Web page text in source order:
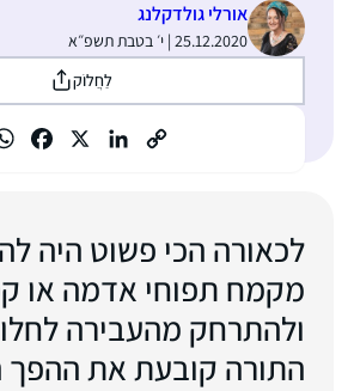
אורלי גולדקלנג
25.12.2020 | י׳ בטבת תשפ״א
לַחֲלוֹק
לכאורה הכי פשוט היה
מקמח תפוחי אדמה או
ולהתרחק מהעבירה
התורה קובעת את ההפך